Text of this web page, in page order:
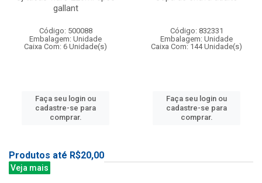
gallant
Código: 500088
Embalagem: Unidade
Caixa Com: 6 Unidade(s)
Faça seu login ou
cadastre-se para
comprar.
Código: 832331
Embalagem: Unidade
Caixa Com: 144 Unidade(s)
Faça seu login ou
cadastre-se para
comprar.
Produtos até R$20,00
Veja mais